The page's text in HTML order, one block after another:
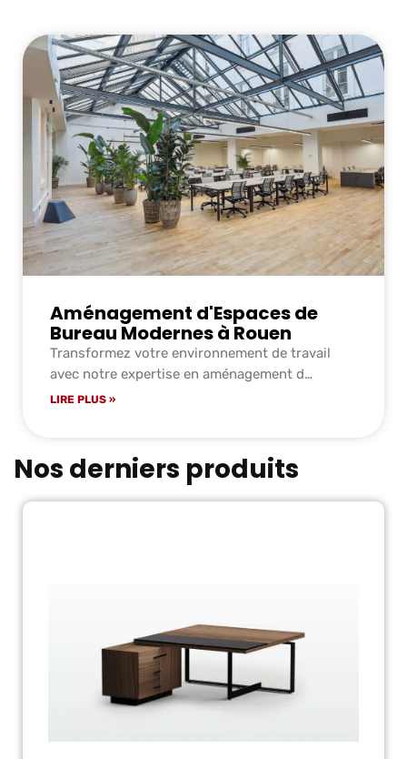
Aménagement d'Espaces de
Bureau Modernes à Rouen
Transformez votre environnement de travail
avec notre expertise en aménagement d…
LIRE PLUS »
Nos derniers produits